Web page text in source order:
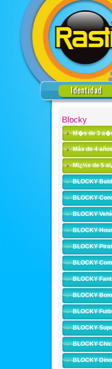
Identidad
Blocky
M�s de 3
Más de 4
Mï¿½s de 5
BLOCKY
BLOCKY
BLOCKY
BLOCKY
BLOCKY
BLOCKY
BLOCKY
BLOCKY
BLOCKY
BLOCKY
BLOCKY
BLOCKY